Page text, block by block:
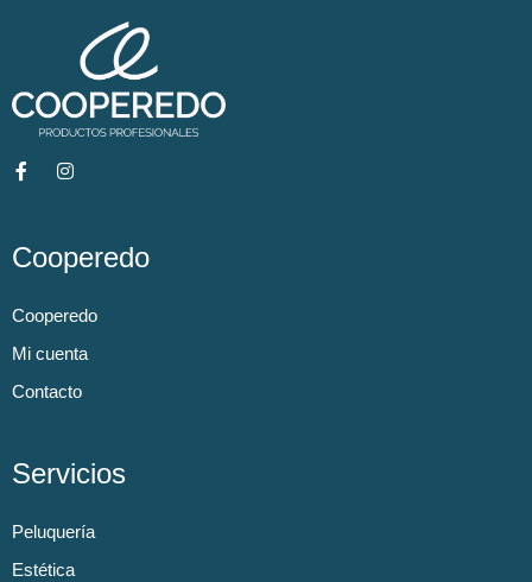
Cooperedo
Cooperedo
Mi cuenta
Contacto
Servicios
Peluquería
Estética